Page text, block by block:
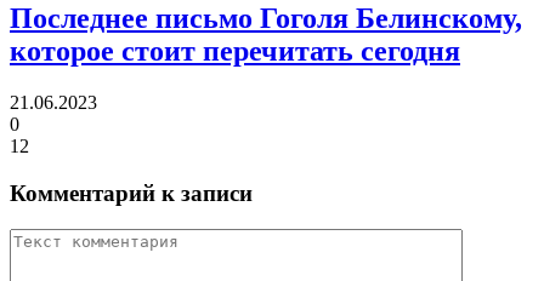
Последнее письмо Гоголя Белинскому,
которое стоит перечитать сегодня
21.06.2023
0
12
Комментарий к записи